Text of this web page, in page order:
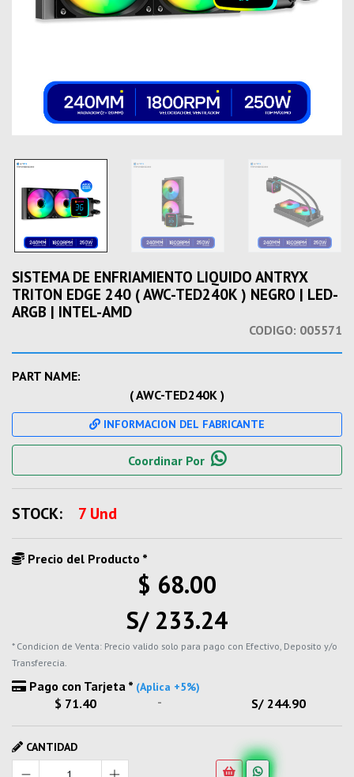
SISTEMA DE ENFRIAMIENTO LIQUIDO ANTRYX
TRITON EDGE 240 ( AWC-TED240K ) NEGRO | LED-
ARGB | INTEL-AMD
CODIGO: 005571
PART NAME:
( AWC-TED240K )
INFORMACION DEL FABRICANTE
Coordinar Por
STOCK: 7 Und
Precio del Producto *
$ 68.00
S/ 233.24
* Condicion de Venta: Precio valido solo para pago con Efectivo, Deposito y/o
Transferecia.
Pago con Tarjeta * (Aplica +5%)
$ 71.40 - S/ 244.90
CANTIDAD